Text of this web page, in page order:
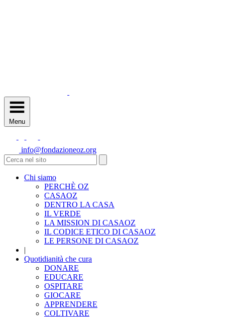
Menu
info@fondazioneoz.org
Chi siamo
PERCHÈ OZ
CASAOZ
DENTRO LA CASA
IL VERDE
LA MISSION DI CASAOZ
IL CODICE ETICO DI CASAOZ
LE PERSONE DI CASAOZ
|
Quotidianità che cura
DONARE
EDUCARE
OSPITARE
GIOCARE
APPRENDERE
COLTIVARE